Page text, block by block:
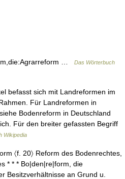
…
Das Wörterbuch
befasst sich mit Landreformen im
Für Landreformen in
Bodenreform in Deutschland
Für den breiter gefassten Begriff
Wikipedia
〈f. 20〉 Reform des Bodenrechtes,
* * * Bo|den|re|form, die
Besitzverhältnisse an Grund u.